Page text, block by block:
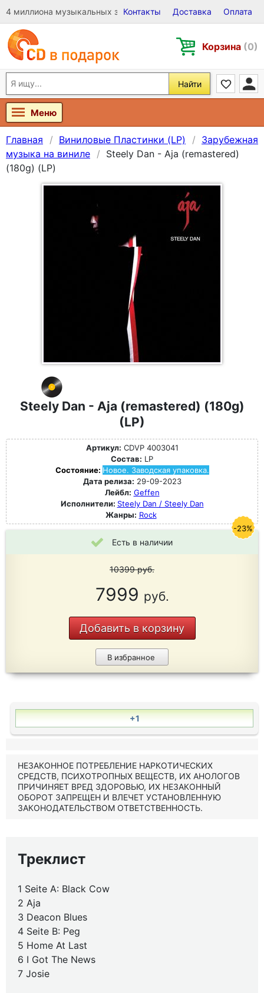
4 миллиона музыкальных записей на Виниле, CD и DVD
Контакты Доставка Оплата
Корзина (0)
Найти
Меню
Главная Виниловые Пластинки (LP)
Зарубежная
музыка на виниле
Steely Dan - Aja (remastered)
(180g) (LP)
Steely Dan - Aja (remastered) (180g)
(LP)
Артикул: CDVP 4003041
Состав: LP
Состояние: Новое. Заводская упаковка.
Дата релиза: 29-09-2023
Лейбл: Geffen
Исполнители: Steely Dan / Steely Dan
Жанры: Rock
Есть в наличии
10399руб.
7999 руб.
Добавить в корзину
В избранное
-23%
+1
НЕЗАКОННОЕ ПОТРЕБЛЕНИЕ НАРКОТИЧЕСКИХ
СРЕДСТВ, ПСИХОТРОПНЫХ ВЕЩЕСТВ, ИХ АНОЛОГОВ
ПРИЧИНЯЕТ ВРЕД ЗДОРОВЬЮ, ИХ НЕЗАКОННЫЙ
ОБОРОТ ЗАПРЕЩЕН И ВЛЕЧЕТ УСТАНОВЛЕННУЮ
ЗАКОНОДАТЕЛЬСТВОМ ОТВЕТСТВЕННОСТЬ.
Треклист
1 Seite A: Black Cow
2 Aja
3 Deacon Blues
4 Seite B: Peg
5 Home At Last
6 I Got The News
7 Josie